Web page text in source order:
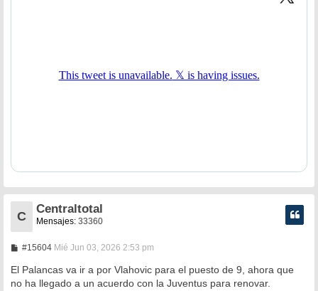
C
Centraltotal
Mensajes: 33360
#15604M
n
s
a
Mié Jun 03, 2026 2:53 pm
El Palancas va ir a por Vlahovic para el puesto de 9, ahora que
no ha llegado a un acuerdo con la Juventus para renovar.